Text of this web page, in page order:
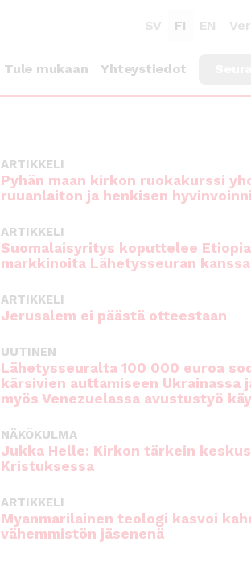
SV FI EN
Tule mukaan Yhteystiedot
ARTIKKELI
Pyhän maan kirkon ruokakurssi
ruuanlaiton ja henkisen
ARTIKKELI
Suomalaisyritys koputtelee
markkinoita Lähetysseuran kanssa
ARTIKKELI
Jerusalem ei päästä otteestaan
UUTINEN
Lähetysseuralta 100 000 euroa
kärsivien auttamiseen Ukrainassa
myös Venezuelassa avustustyö
NÄKÖKULMA
Jukka Helle: Kirkon tärkein
Kristuksessa
ARTIKKELI
Myanmarilainen teologi kasvoi
vähemmistön jäsenenä